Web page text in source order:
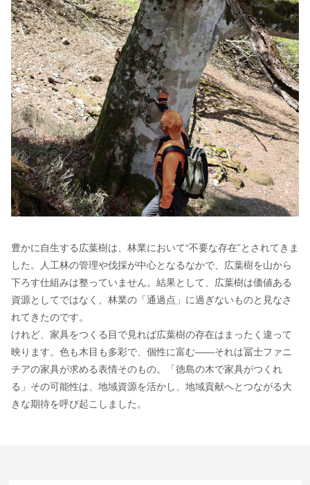
豊かに自生する広葉樹は、林業において“不要な存在”とされてきま
した。人工林の管理や伐採が中心となるなかで、広葉樹を山から
下ろす仕組みは整っていません。結果として、広葉樹は価値ある
資源としてではなく、林業の「通過点」に過ぎないものと見なさ
れてきたのです。
けれど、家具をつくる目で見れば広葉樹の存在はまったく違って
映ります。色も木目も多彩で、個性に富む――それは冨士ファニ
チアの家具が求める表情そのもの。「徳島の木で家具がつくれ
る」その可能性は、地域資源を活かし、地域貢献へとつながる大
きな期待を呼び起こしました。